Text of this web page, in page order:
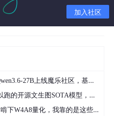
和旋转图片
略图差不多。
加入社区
线魔乐社区，基于昇腾的部署教程来了
SOTA模型，顶级渲染、高密度文本绘图
W4A8量化，我靠的是这些经验